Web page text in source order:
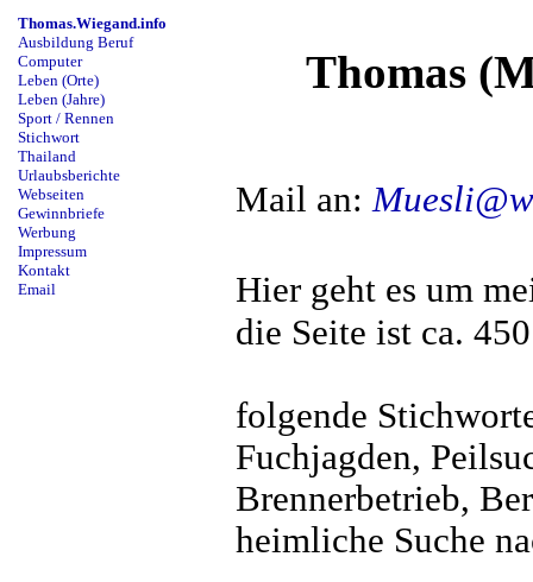
Thomas.Wiegand.info
Ausbildung Beruf
Computer
Leben (Orte)
Leben (Jahre)
Sport / Rennen
Stichwort
Thailand
Urlaubsberichte
Webseiten
Gewinnbriefe
Werbung
Impressum
Kontakt
Email
Thomas
Mail an:
Hier geht es um
die Seite ist ca.
folgende
Fuchjagden,
Brennerbetrieb,
heimliche Suche